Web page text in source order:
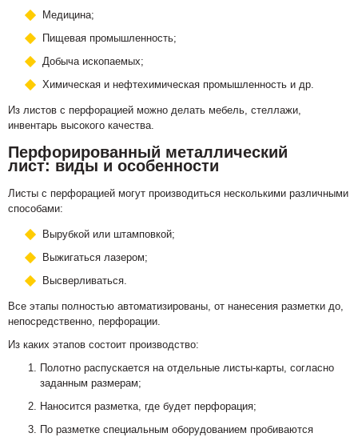
Медицина;
Пищевая промышленность;
Добыча ископаемых;
Химическая и нефтехимическая промышленность и др.
Из листов с перфорацией можно делать мебель, стеллажи,
инвентарь высокого качества.
Перфорированный металлический
лист: виды и особенности
Листы с перфорацией могут производиться несколькими различными
способами:
Вырубкой или штамповкой;
Выжигаться лазером;
Высверливаться.
Все этапы полностью автоматизированы, от нанесения разметки до,
непосредственно, перфорации.
Из каких этапов состоит производство:
Полотно распускается на отдельные листы-карты, согласно
заданным размерам;
Наносится разметка, где будет перфорация;
По разметке специальным оборудованием пробиваются